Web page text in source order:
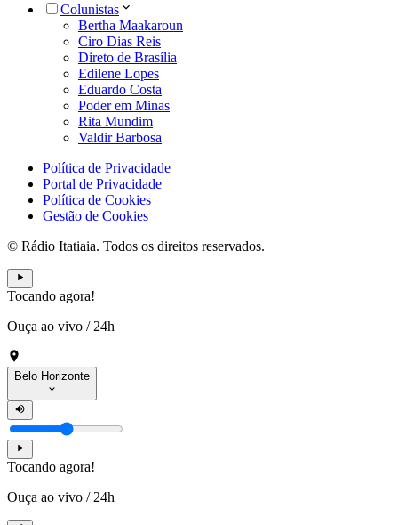
Colunistas
Bertha Maakaroun
Ciro Dias Reis
Direto de Brasília
Edilene Lopes
Eduardo Costa
Poder em Minas
Rita Mundim
Valdir Barbosa
Política de Privacidade
Portal de Privacidade
Política de Cookies
Gestão de Cookies
© Rádio Itatiaia. Todos os direitos reservados.
Tocando agora!
Ouça ao vivo / 24h
Belo Horizonte
Tocando agora!
Ouça ao vivo / 24h